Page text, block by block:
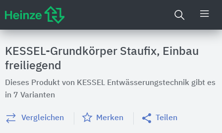
KESSEL-Grundkörper Staufix, Einbau
freiliegend
Dieses Produkt von KESSEL Entwässerungstechnik gibt es
in 7 Varianten
Vergleichen Merken Teilen